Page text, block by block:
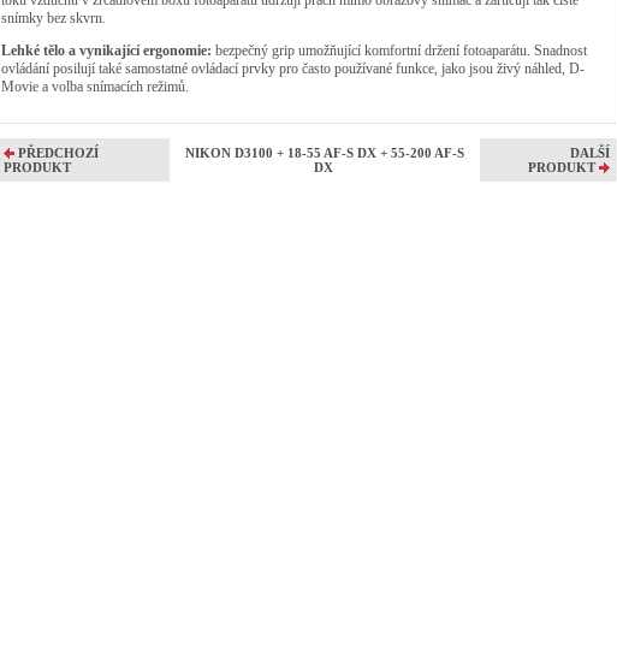
snímky bez skvrn.
Lehké tělo a vynikající ergonomie: bezpečný grip umožňující komfortní držení fotoaparátu. Snadnost
ovládání posilují také samostatné ovládací prvky pro často používané funkce, jako jsou živý náhled, D-
Movie a volba snímacích režimů.
PŘEDCHOZÍ
PRODUKT
NIKON D3100 + 18-55 AF-S DX + 55-200 AF-S
DX
DALŠÍ
PRODUKT